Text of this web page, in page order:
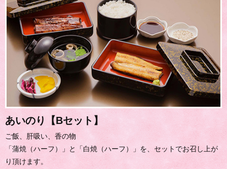
あいのり【Bセット】
ご飯、肝吸い、香の物
「蒲焼（ハーフ）」と「白焼（ハーフ）」を、セットでお召し上が
り頂けます。